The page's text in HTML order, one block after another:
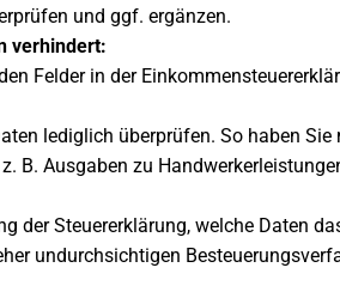
und ggf. ergänzen.
verhindert:
Felder in der
lediglich überprüfen. So haben
B. Ausgaben zu
der Steuererklärung, welche Daten
undurchsichtigen